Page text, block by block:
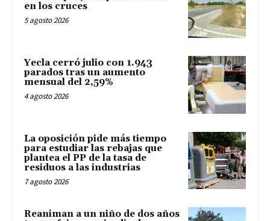
en los cruces
5 agosto 2026
Yecla cerró julio con 1.943
parados tras un aumento
mensual del 2,59%
4 agosto 2026
La oposición pide más tiempo
para estudiar las rebajas que
plantea el PP de la tasa de
residuos a las industrias
7 agosto 2026
Reaniman a un niño de dos años